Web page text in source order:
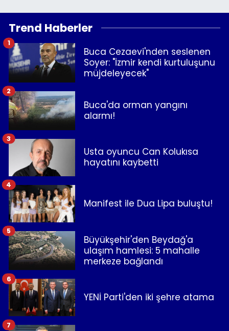
Trend Haberler
Buca Cezaevi'nden seslenen
Soyer: "İzmir kendi kurtuluşunu
müjdeleyecek"
1
Buca'da orman yangını
alarmı!
2
Usta oyuncu Can Kolukısa
hayatını kaybetti
3
Manifest ile Dua Lipa buluştu!
4
Büyükşehir'den Beydağ'a
ulaşım hamlesi: 5 mahalle
merkeze bağlandı
5
YENİ Parti'den iki şehre atama
6
7